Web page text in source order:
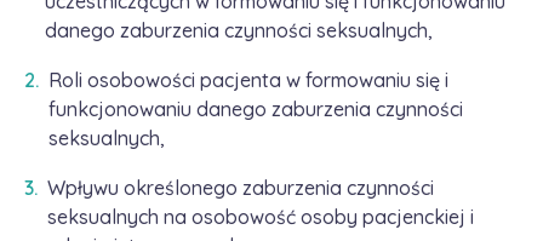
danego zaburzenia czynności seksualnych,
Roli osobowości pacjenta w formowaniu się i
funkcjonowaniu danego zaburzenia czynności
seksualnych,
Wpływu określonego zaburzenia czynności
seksualnych na osobowość osoby pacjenckiej i